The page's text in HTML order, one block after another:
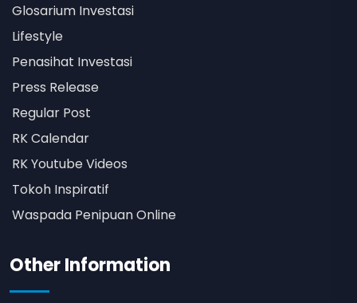
Glosarium Investasi
Lifestyle
Penasihat Investasi
Press Release
Regular Post
RK Calendar
RK Youtube Videos
Tokoh Inspiratif
Waspada Penipuan Online
Other Information